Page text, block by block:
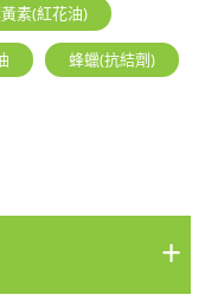
素(紅花油)
蜂蠟(抗結劑)
+